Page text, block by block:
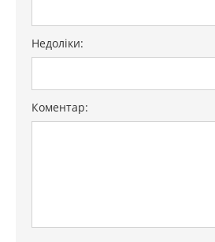
Недоліки:
Коментар: